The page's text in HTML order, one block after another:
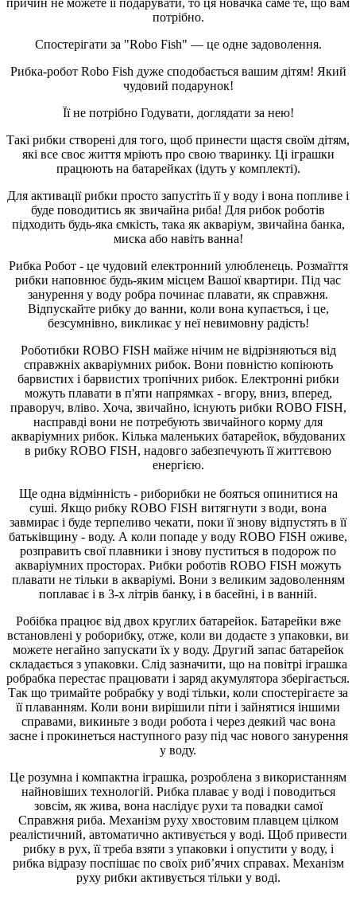
причин не можете її подарувати, то ця новачка саме те, що вам
потрібно.
Спостерігати за "Robo Fish" — це одне задоволення.
Рибка-робот Robo Fish дуже сподобається вашим дітям! Який
чудовий подарунок!
Її не потрібно Годувати, доглядати за нею!
Такі рибки створені для того, щоб принести щастя своїм дітям,
які все своє життя мріють про свою тваринку. Ці іграшки
працюють на батарейках (ідуть у комплекті).
Для активації рибки просто запустіть її у воду і вона попливе і
буде поводитись як звичайна риба! Для рибок роботів
підходить будь-яка ємкість, така як акваріум, звичайна банка,
миска або навіть ванна!
Рибка Робот - це чудовий електронний улюбленець. Розмаїття
рибки наповнює будь-яким місцем Вашої квартири. Під час
занурення у воду робра починає плавати, як справжня.
Відпускайте рибку до ванни, коли вона купається, і це,
безсумнівно, викликає у неї невимовну радість!
Роботибки ROBO FISH майже нічим не відрізняються від
справжніх акваріумних рибок. Вони повністю копіюють
барвистих і барвистих тропічних рибок. Електронні рибки
можуть плавати в п'яти напрямках - вгору, вниз, вперед,
праворуч, вліво. Хоча, звичайно, існують рибки ROBO FISH,
насправді вони не потребують звичайного корму для
акваріумних рибок. Кілька маленьких батарейок, вбудованих
в рибку ROBO FISH, надовго забезпечують її життєвою
енергією.
Ще одна відмінність - риборибки не бояться опинитися на
суші. Якщо рибку ROBO FISH витягнути з води, вона
завмирає і буде терпеливо чекати, поки її знову відпустять в її
батьківщину - воду. А коли попаде у воду ROBO FISH оживе,
розправить свої плавники і знову пуститься в подорож по
акваріумних просторах. Рибки роботів ROBO FISH можуть
плавати не тільки в акваріумі. Вони з великим задоволенням
поплаває і в 3-х літрів банку, і в басейні, і в ванній.
Робібка працює від двох круглих батарейок. Батарейки вже
встановлені у роборибку, отже, коли ви додаєте з упаковки, ви
можете негайно запускати їх у воду. Другий запас батарейок
складається з упаковки. Слід зазначити, що на повітрі іграшка
робрабка перестає працювати і заряд акумулятора зберігається.
Так що тримайте робрабку у воді тільки, коли спостерігаєте за
її плаванням. Коли вони вирішили піти і зайнятися іншими
справами, викиньте з води робота і через деякий час вона
засне і прокинеться наступного разу під час нового занурення
у воду.
Це розумна і компактна іграшка, розроблена з використанням
найновіших технологій. Рибка плаває у воді і поводиться
зовсім, як жива, вона наслідує рухи та повадки самої
Справжня риба. Механізм руху хвостовим плавцем цілком
реалістичний, автоматично активується у воді. Щоб привести
рибку в рух, її треба взяти з упаковки і опустити у воду, і
рибка відразу поспішає по своїх риб’ячих справах. Механізм
руху рибки активується тільки у воді.